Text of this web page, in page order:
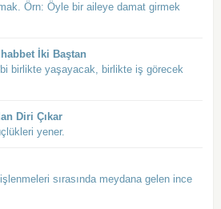
Örn: Öyle bir aileye damat girmek
İki Baştan
birlikte yaşayacak, birlikte iş görecek
Diri Çıkar
yener.
sırasında meydana gelen ince